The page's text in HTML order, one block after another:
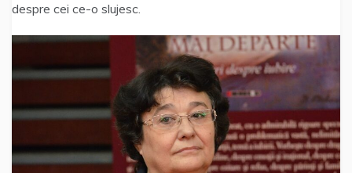
despre cei ce-o slujesc.